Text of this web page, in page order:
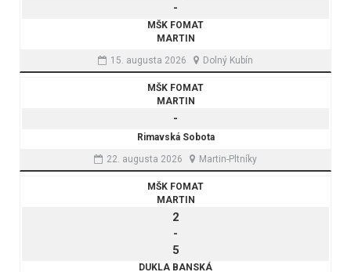
-
MŠK FOMAT
MARTIN
15. augusta 2026
Dolný Kubín
MŠK FOMAT
MARTIN
-
Rimavská Sobota
22. augusta 2026
Martin-Pltníky
MŠK FOMAT
MARTIN
2
-
5
DUKLA BANSKÁ